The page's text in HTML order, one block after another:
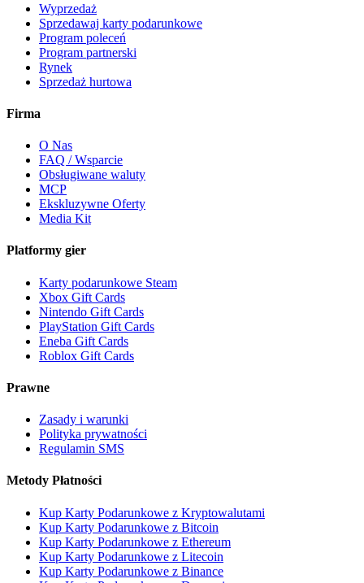
Wyprzedaż
Sprzedawaj karty podarunkowe
Program poleceń
Program partnerski
Rynek
Sprzedaż hurtowa
Firma
O Nas
FAQ / Wsparcie
Obsługiwane waluty
MCP
Ekskluzywne Oferty
Media Kit
Platformy gier
Karty podarunkowe Steam
Xbox Gift Cards
Nintendo Gift Cards
PlayStation Gift Cards
Eneba Gift Cards
Roblox Gift Cards
Prawne
Zasady i warunki
Polityka prywatności
Regulamin SMS
Metody Płatności
Kup Karty Podarunkowe z Kryptowalutami
Kup Karty Podarunkowe z Bitcoin
Kup Karty Podarunkowe z Ethereum
Kup Karty Podarunkowe z Litecoin
Kup Karty Podarunkowe z Binance